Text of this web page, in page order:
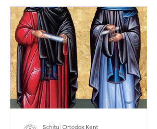
Schitul Ortodox Kent